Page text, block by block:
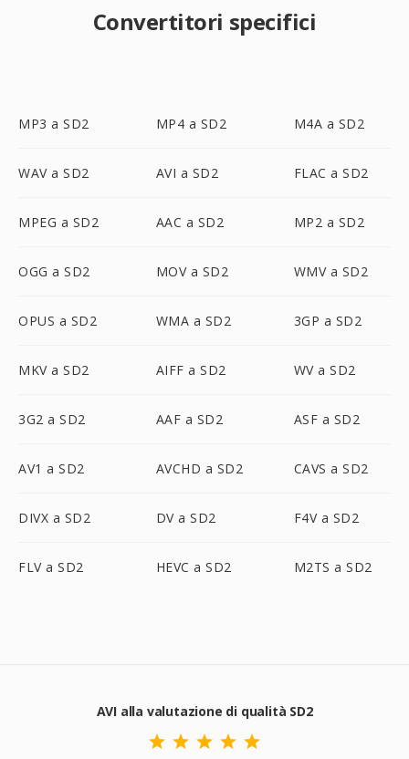
Convertitori specifici
MP3 a SD2 MP4 a SD2 M4A a SD2
WAV a SD2 AVI a SD2 FLAC a SD2
MPEG a SD2 AAC a SD2 MP2 a SD2
OGG a SD2 MOV a SD2 WMV a SD2
OPUS a SD2 WMA a SD2 3GP a SD2
MKV a SD2 AIFF a SD2 WV a SD2
3G2 a SD2 AAF a SD2 ASF a SD2
AV1 a SD2 AVCHD a SD2 CAVS a SD2
DIVX a SD2 DV a SD2 F4V a SD2
FLV a SD2 HEVC a SD2 M2TS a SD2
AVI alla valutazione di qualità SD2